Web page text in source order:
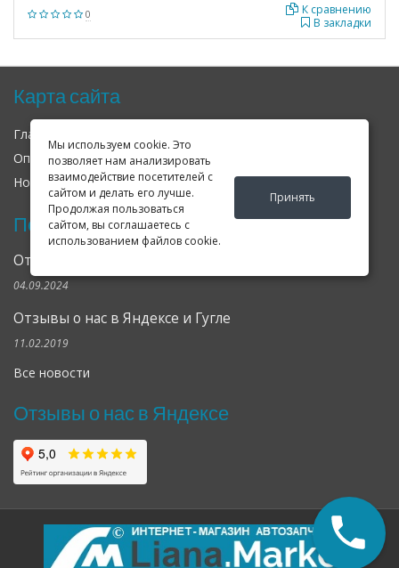
Мы используем cookie. Это
позволяет нам анализировать
взаимодействие посетителей с
сайтом и делать его лучше.
Продолжая пользоваться
сайтом, вы соглашаетесь с
использованием файлов cookie.
Принять
0
В закладки
К сравнению
Карта сайта
Главная
Оплата
Доставка
Новости
Оферта Соглашение
Последние новости
Открылся клубный сервис Geely в Петербурге
04.09.2024
Отзывы о нас в Яндексе и Гугле
11.02.2019
Все новости
Отзывы о нас в Яндексе